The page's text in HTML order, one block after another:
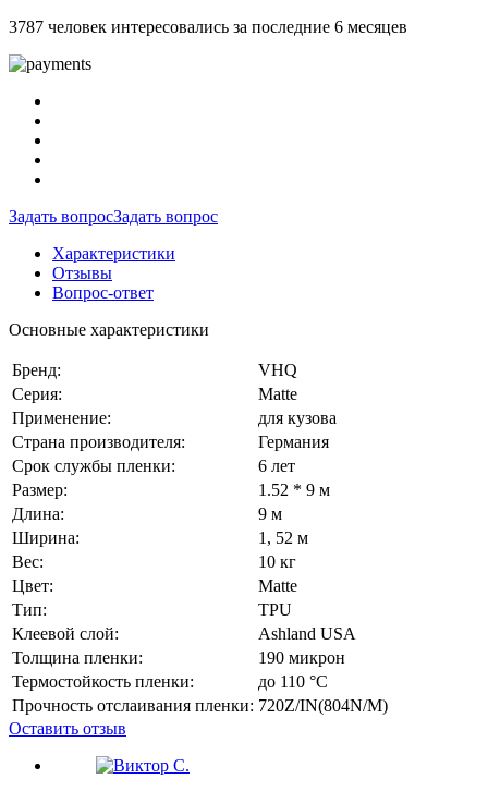
3787 человек интересовались за последние 6 месяцев
Задать вопросЗадать вопрос
Характеристики
Отзывы
Вопрос-ответ
Основные характеристики
Бренд:
VHQ
Серия:
Matte
Применение:
для кузова
Страна производителя:
Германия
Срок службы пленки:
6 лет
Размер:
1.52 * 9 м
Длина:
9 м
Ширина:
1, 52 м
Вес:
10 кг
Цвет:
Matte
Тип:
TPU
Клеевой слой:
Ashland USA
Толщина пленки:
190 микрон
Термостойкость пленки:
до 110 °C
Прочность отслаивания пленки: 720Z/IN(804N/M)
Оставить отзыв